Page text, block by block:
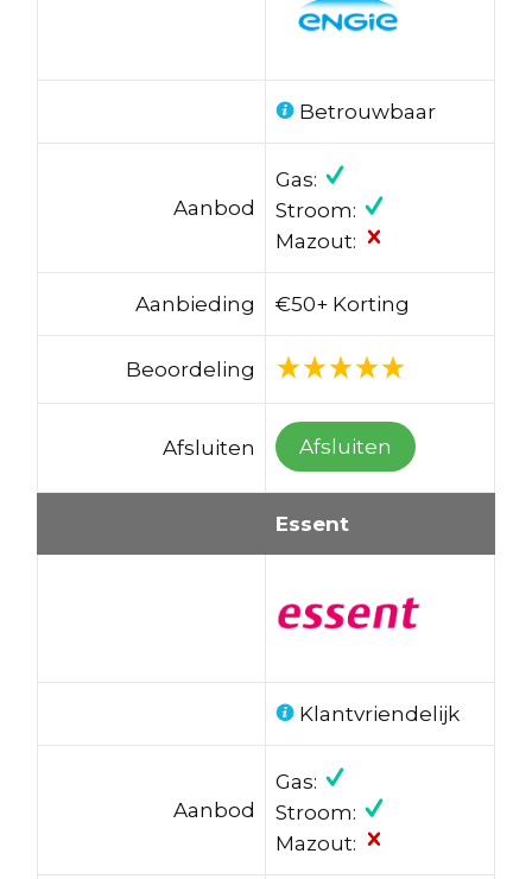
Betrouwbaar
Aanbod
Gas:
Stroom:
Mazout:
Aanbieding €50+ Korting
Beoordeling
Afsluiten Afsluiten
Essent
Klantvriendelijk
Aanbod
Gas:
Stroom:
Mazout: